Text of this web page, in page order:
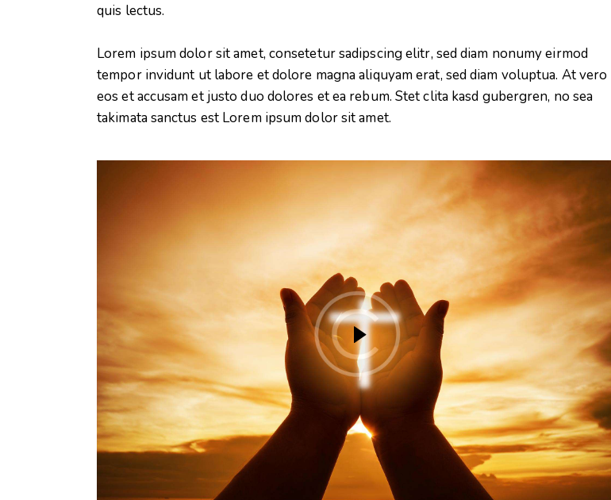
quis lectus.
Lorem ipsum dolor sit amet, consetetur sadipscing elitr, sed diam nonumy eirmod
tempor invidunt ut labore et dolore magna aliquyam erat, sed diam voluptua. At vero
eos et accusam et justo duo dolores et ea rebum. Stet clita kasd gubergren, no sea
takimata sanctus est Lorem ipsum dolor sit amet.